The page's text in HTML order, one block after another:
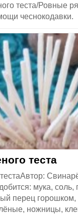
теста/Ровные
чеснокодавки.
теста
мука, соль,
перец горошком,
ножницы,